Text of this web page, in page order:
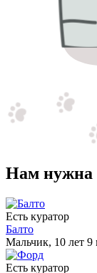
Нам нужна
Есть куратор
Балто
Мальчик, 10 лет 9
Есть куратор